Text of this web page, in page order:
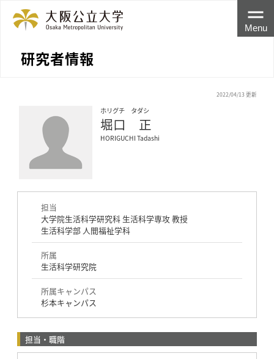
研究者情報
Menu
2022/04/13 更新
ホリグチ タダシ
堀口 正
HORIGUCHI Tadashi
担当
大学院生活科学研究科 生活科学専攻 教授
生活科学部 人間福祉学科
所属
生活科学研究院
所属キャンパス
杉本キャンパス
担当・職階